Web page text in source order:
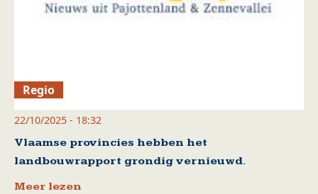
Regio
22/10/2025 - 18:32
Vlaamse provincies hebben het
landbouwrapport grondig vernieuwd.
Meer lezen